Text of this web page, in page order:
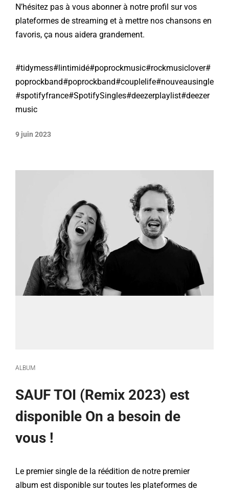
N’hésitez pas à vous abonner à notre profil sur vos
plateformes de streaming et à mettre nos chansons en
favoris, ça nous aidera grandement.
#tidymess#lintimidé#poprockmusic#rockmusiclover#
poprockband#poprockband#couplelife#nouveausingle
#spotifyfrance#SpotifySingles#deezerplaylist#deezer
music
9 juin 2023
ALBUM
SAUF TOI (Remix 2023) est
disponible On a besoin de
vous !
Le premier single de la réédition de notre premier
album est disponible sur toutes les plateformes de